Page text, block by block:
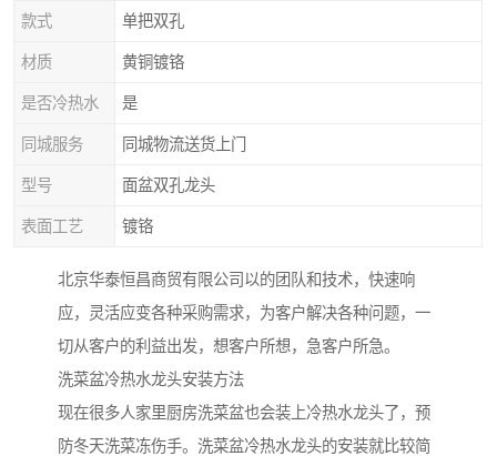
款式 单把双孔
材质 黄铜镀铬
是否冷热水 是
同城服务 同城物流送货上门
型号 面盆双孔龙头
表面工艺 镀铬
北京华泰恒昌商贸有限公司以的团队和技术，快速响
应，灵活应变各种采购需求，为客户解决各种问题，一
切从客户的利益出发，想客户所想，急客户所急。
洗菜盆冷热水龙头安装方法
现在很多人家里厨房洗菜盆也会装上冷热水龙头了，预
防冬天洗菜冻伤手。洗菜盆冷热水龙头的安装就比较简